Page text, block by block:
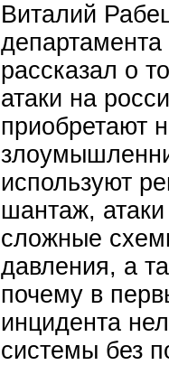
Виталий
рассказал о
атаки на
приобретают
используют
шантаж,
сложные
давления, а
почему в
инцидента
системы без